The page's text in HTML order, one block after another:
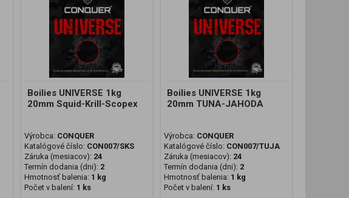
Boilies UNIVERSE 1kg
20mm Squid-Krill-Scopex
Výrobca: CONQUER
Katalógové číslo: CON007/SKS
Záruka (mesiacov): 24
Termín dodania (dni): 2
Hmotnosť balenia: 1 kg
Počet v balení: 1 ks
Boilies UNIVERSE 1kg
20mm TUNA-JAHODA
Výrobca: CONQUER
Katalógové číslo: CON007/TUJA
Záruka (mesiacov): 24
Termín dodania (dni): 2
Hmotnosť balenia: 1 kg
Počet v balení: 1 ks